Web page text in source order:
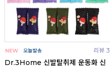
리뷰 3
Dr.3Home 신발탈취제 운동화 신